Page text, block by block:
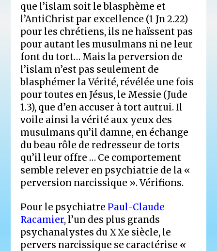
que l’islam soit le blasphème et
l’AntiChrist par excellence (1 Jn 2.22)
pour les chrétiens, ils ne haïssent pas
pour autant les musulmans ni ne leur
font du tort… Mais la perversion de
l’islam n’est pas seulement de
blasphémer la Vérité, révélée une fois
pour toutes en Jésus, le Messie (Jude
1.3), que d’en accuser à tort autrui. Il
voile ainsi la vérité aux yeux des
musulmans qu’il damne, en échange
du beau rôle de redresseur de torts
qu’il leur offre … Ce comportement
semble relever en psychiatrie de la «
perversion narcissique ». Vérifions.
Pour le psychiatre Paul-Claude
Racamier, l’un des plus grands
psychanalystes du XXe siècle, le
pervers narcissique se caractérise «